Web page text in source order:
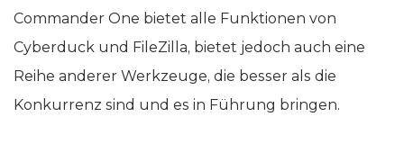
Commander One bietet alle Funktionen von
Cyberduck und FileZilla, bietet jedoch auch eine
Reihe anderer Werkzeuge, die besser als die
Konkurrenz sind und es in Führung bringen.